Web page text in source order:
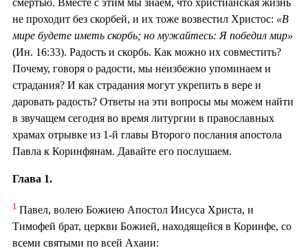
смертью. Вместе с этим мы знаем, что христианская жизнь
не проходит без скорбей, и их тоже возвестил Христос: «В
мире будете иметь скорбь; но мужайтесь: Я победил мир»
(Ин. 16:33). Радость и скорбь. Как можно их совместить?
Почему, говоря о радости, мы неизбежно упоминаем и
страдания? И как страдания могут укрепить в вере и
даровать радость? Ответы на эти вопросы мы можем найти
в звучащем сегодня во время литургии в православных
храмах отрывке из 1-й главы Второго послания апостола
Павла к Коринфянам. Давайте его послушаем.
Глава 1.
1 Павел, волею Божиею Апостол Иисуса Христа, и
Тимофей брат, церкви Божией, находящейся в Коринфе, со
всеми святыми по всей Ахаии: